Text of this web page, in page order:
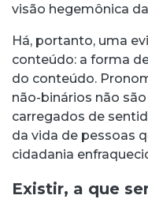
visão hegemônica
Há, portanto, uma
conteúdo: a forma
do conteúdo.
não-binários não
carregados de
da vida de pessoas
cidadania
Existir, a que